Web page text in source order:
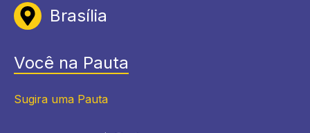
Brasília
Você na Pauta
Sugira uma Pauta